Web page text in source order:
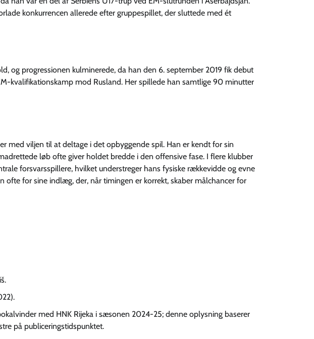
konkurrencen allerede efter gruppespillet, der sluttede med ét
og progressionen kulminerede, da han den 6. september 2019 fik debut
kvalifikationskamp mod Rusland. Her spillede han samtlige 90 minutter
med viljen til at deltage i det opbyggende spil. Han er kendt for sin
løb ofte giver holdet bredde i den offensive fase. I flere klubber
forsvarsspillere, hvilket understreger hans fysiske rækkevidde og evne
for sine indlæg, der, når timingen er korrekt, skaber målchancer for
med HNK Rijeka i sæsonen 2024-25; denne oplysning baserer
på publiceringstidspunktet.